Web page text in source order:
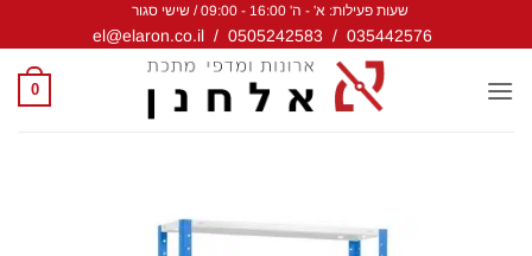
שעות פעילות: א' - ה' 16:00 - 09:00 / שישי סגור
035442576
/
0505242583
/
el@elaron.co.il
0